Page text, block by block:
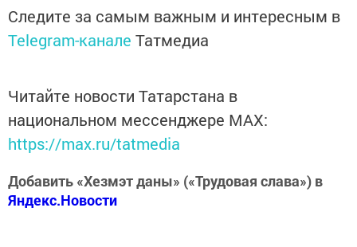
Следите за самым важным и интересным в
Telegram-канале Татмедиа
Читайте новости Татарстана в
национальном мессенджере MАХ:
https://max.ru/tatmedia
Добавить «Хезмэт даны» («Трудовая слава») в
Яндекс.Новости